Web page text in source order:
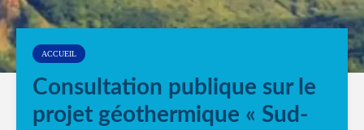
ACCUEIL
Consultation publique sur le
projet géothermique « Sud-